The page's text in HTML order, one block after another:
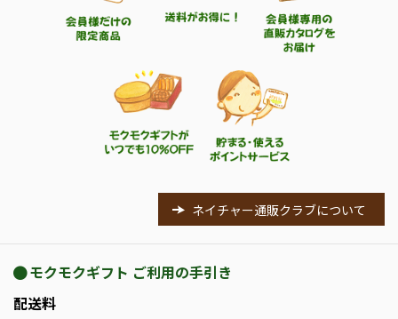
ネイチャー通販クラブについて
モクモクギフト ご利用の手引き
配送料